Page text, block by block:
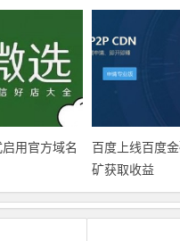
用官方域名
百度上线百度
矿获取收益